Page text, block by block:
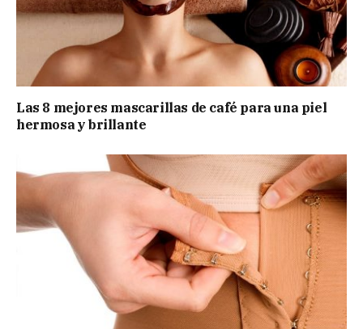
Las 8 mejores mascarillas de café para una piel
hermosa y brillante